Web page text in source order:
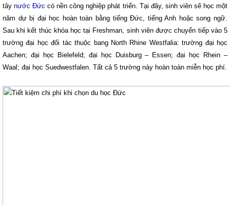
tâynước Đức có nền công nghiệp phát triển. Tại đây, sinh viên sẽ học một
năm dự bị đại học hoàn toàn bằng tiếng Đức, tiếng Anh hoặc song ngữ.
Sau khi kết thúc khóa học tại Freshman, sinh viên được chuyển tiếp vào 5
trường đại học đối tác thuộc bang North Rhine Westfalia: trường đại học
Aachen; đại học Bielefeld; đại học Duisburg – Essen; đại học Rhein –
Waal; đại học Suedwestfalen. Tất cả 5 trường này hoàn toàn miễn học phí.